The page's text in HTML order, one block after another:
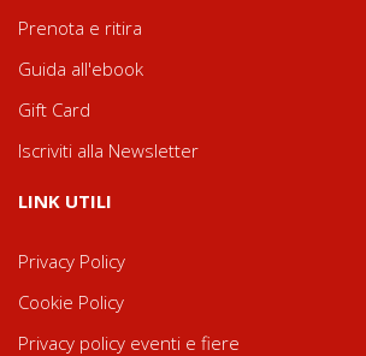
Prenota e ritira
Guida all'ebook
Gift Card
Iscriviti alla Newsletter
LINK UTILI
Privacy Policy
Cookie Policy
Privacy policy eventi e fiere